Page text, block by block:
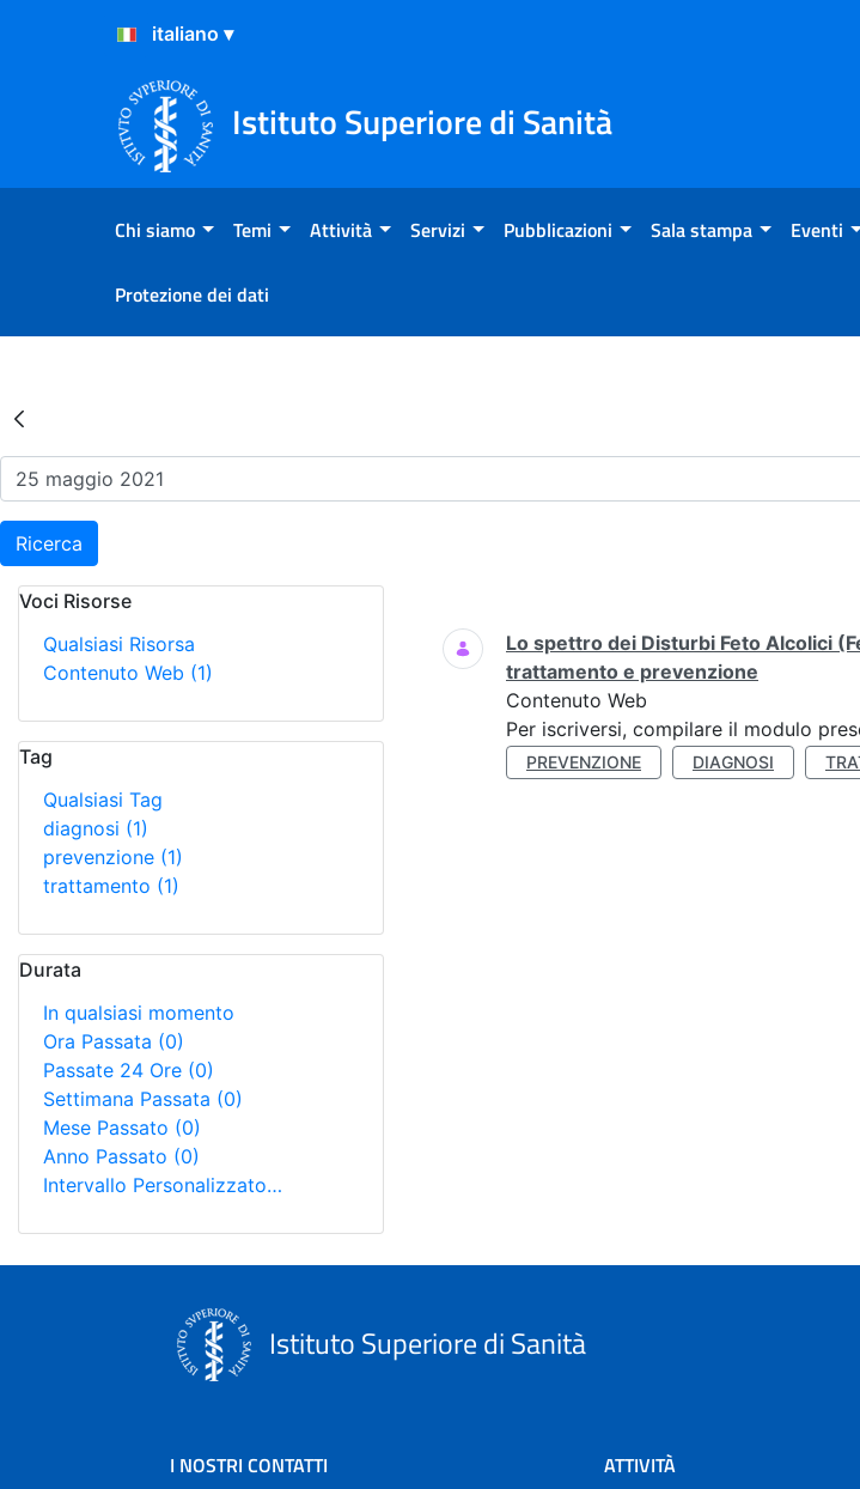
Salta al Contenuto
Salta al Footer
Istituto Superiore di Sanità
Chi siamo Temi Attività Servizi Pubblicazioni Sala stampa Eventi
Protezione dei dati
Risultati della Ricerca - Eventi
Ricerca
Voci Risorse
Qualsiasi Risorsa
Contenuto Web (1)
Tag
Qualsiasi Tag
diagnosi (1)
prevenzione (1)
trattamento (1)
Durata
In qualsiasi momento
Ora Passata (0)
Passate 24 Ore (0)
Settimana Passata (0)
Mese Passato (0)
Anno Passato (0)
Intervallo Personalizzato…
Ricerca
Lo spettro dei Disturbi Feto Alcolici
trattamento e prevenzione
Contenuto Web
Per iscriversi, compilare il modulo
PREVENZIONE DIAGNOSI
Istituto Superiore di Sanità
I NOSTRI CONTATTI ATTIVITÀ